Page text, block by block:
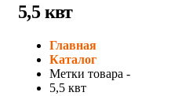
5,5 квт
Главная
Каталог
Метки товара -
5,5 квт